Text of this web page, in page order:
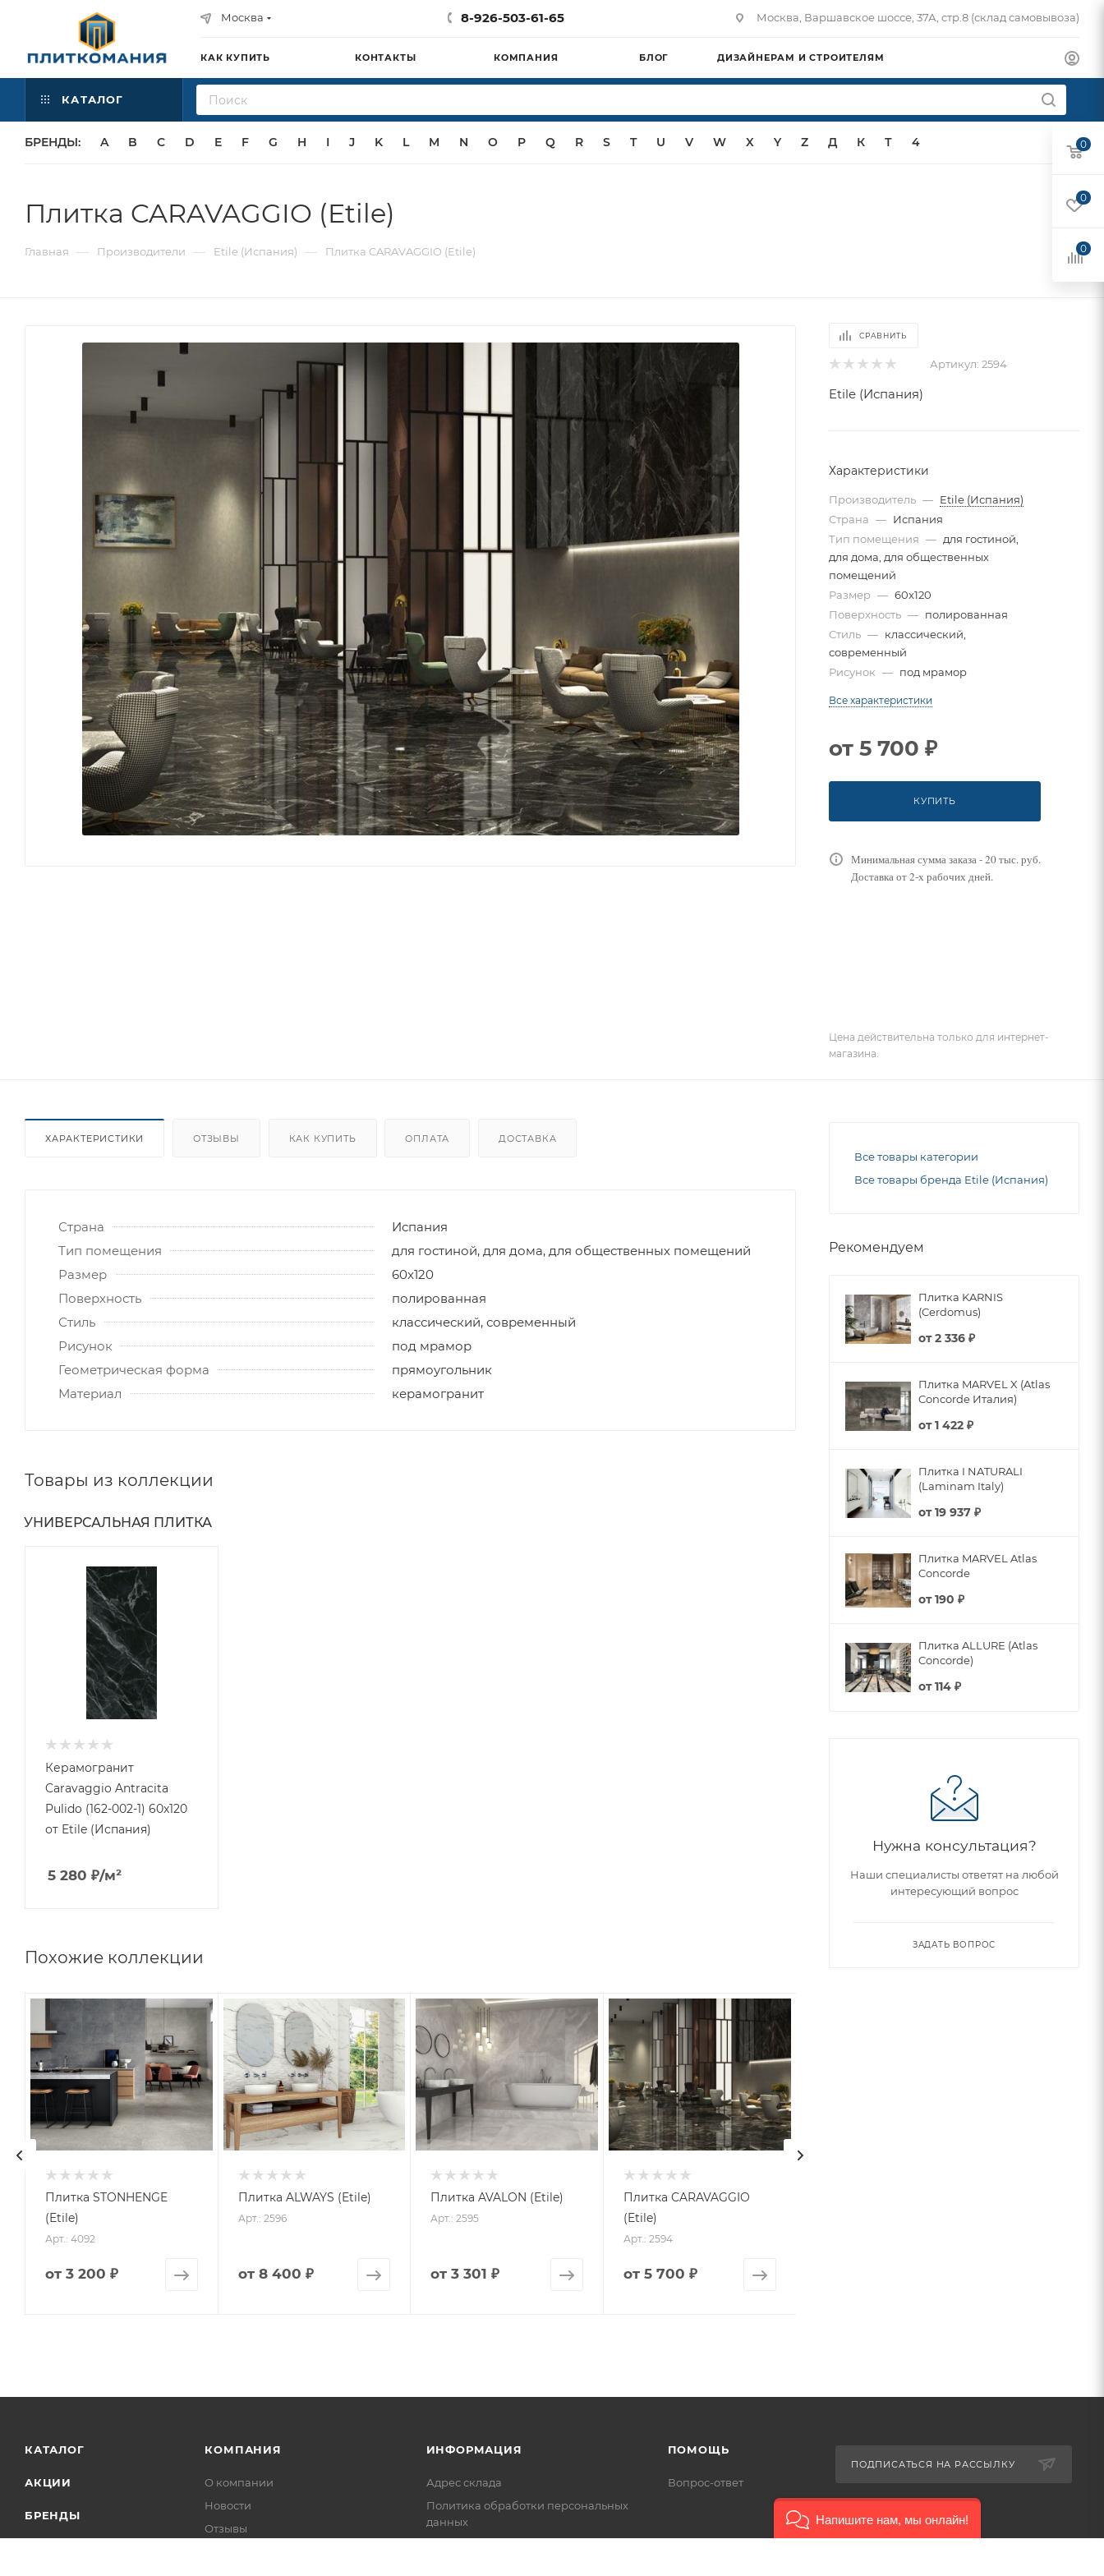
Москва 8-926-503-61-65 Москва, Варшавское шоссе, 37А, стр.8 (склад самовывоза)
КАК КУПИТЬ КОНТАКТЫ КОМПАНИЯ БЛОГ ДИЗАЙНЕРАМ И СТРОИТЕЛЯМ
КАТАЛОГ
БРЕНДЫ: A B C D E F G H I J K L M N O P Q R S T U V W X Y Z Д К Т 4
Плитка CARAVAGGIO (Etile)
Главная — Производители — Etile (Испания) — Плитка CARAVAGGIO (Etile)
СРАВНИТЬ
Артикул: 2594
Etile (Испания)
Характеристики
Производитель — Etile (Испания)
Страна — Испания
Тип помещения — для гостиной,
для дома, для общественных
помещений
Размер — 60x120
Поверхность — полированная
Стиль — классический,
современный
Рисунок — под мрамор
Все характеристики
от 5 700 ₽
КУПИТЬ
Минимальная сумма заказа - 20 тыс. руб.
Доставка от 2-х рабочих дней.
Цена действительна только для интернет-
магазина.
ХАРАКТЕРИСТИКИ ОТЗЫВЫ КАК КУПИТЬ ОПЛАТА ДОСТАВКА
Страна
Испания
Тип помещения
для гостиной, для дома, для общественных помещений
Размер
60x120
Поверхность
полированная
Стиль
классический, современный
Рисунок
под мрамор
Геометрическая форма
прямоугольник
Материал
керамогранит
Товары из коллекции
УНИВЕРСАЛЬНАЯ ПЛИТКА
Керамогранит
Caravaggio Antracita
Pulido (162-002-1) 60x120
от Etile (Испания)
5 280 ₽/м²
Похожие коллекции
Плитка STONHENGE
(Etile)
Арт.: 4092
от 3 200 ₽
Плитка ALWAYS (Etile)
Арт.: 2596
от 8 400 ₽
Плитка AVALON (Etile)
Арт.: 2595
от3 301 ₽
Плитка CARAVAGGIO
(Etile)
Арт.: 2594
от 5 700 ₽
Все товары категории
Все товары бренда Etile (Испания)
Рекомендуем
Плитка KARNIS
(Cerdomus)
от2 336 ₽
Плитка MARVEL X (Atlas
Concorde Италия)
от1 422 ₽
Плитка I NATURALI
(Laminam Italy)
от19 937 ₽
Плитка MARVEL Atlas
Concorde
от190 ₽
Плитка ALLURE (Atlas
Concorde)
от114 ₽
Нужна консультация?
Наши специалисты ответят на любой
интересующий вопрос
ЗАДАТЬ ВОПРОС
КАТАЛОГ
АКЦИИ
БРЕНДЫ
КОМПАНИЯ
О компании
Новости
Отзывы
ИНФОРМАЦИЯ
Адрес склада
Политика обработки персональных
данных
ПОМОЩЬ
Вопрос-ответ
ПОДПИСАТЬСЯ НА РАССЫЛКУ
8-926-503-61-65
0
0
0
Напишите нам, мы онлайн!